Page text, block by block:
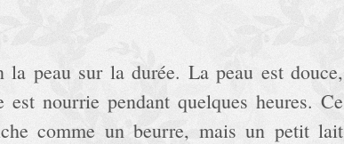
peau sur la durée. La peau est douce,
nourrie pendant quelques heures. Ce
comme un beurre, mais un petit lait